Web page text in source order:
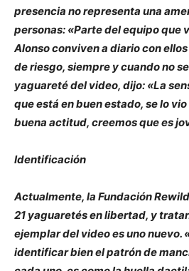
presencia no representa una
personas: «Parte del equipo que
Alonso conviven a diario con
de riesgo, siempre y cuando no
yaguareté del video, dijo: «La
que está en buen estado, se lo
buena actitud, creemos que es
Identificación
Actualmente, la Fundación
21 yaguaretés en libertad, y
ejemplar del video es uno nuevo.
identificar bien el patrón de